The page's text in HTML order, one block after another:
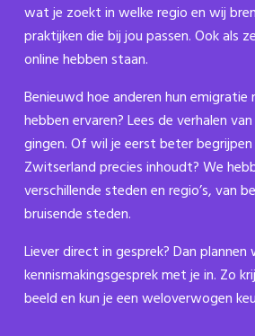
wat je zoekt in welke regio en wij
praktijken die bij jou passen. Ook als
online hebben staan.
Benieuwd hoe anderen hun emigratie
hebben ervaren? Lees de verhalen
gingen. Of wil je eerst beter
Zwitserland precies inhoudt? We
verschillende steden en regio’s, van
bruisende steden.
Liever direct in gesprek? Dan plannen
kennismakingsgesprek met je in. Zo
beeld en kun je een weloverwogen